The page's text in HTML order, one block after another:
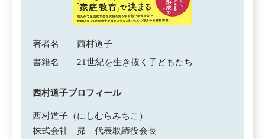
著者名
西村道子
書籍名
21世紀を生き抜く子どもたち
西村道子プロフィール
西村道子（にしむらみちこ）
株式会社 昴 代表取締役会長